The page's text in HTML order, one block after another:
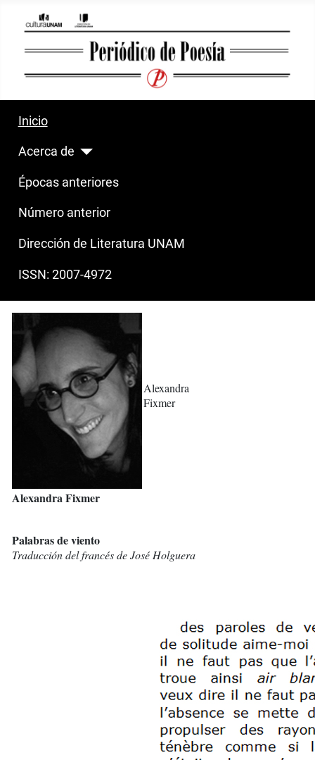
Inicio
Acerca de
Épocas anteriores
Número anterior
Dirección de Literatura UNAM
ISSN: 2007-4972
Alexandra
Fixmer
Alexandra Fixmer
Palabras de viento
Traducción del francés de José Holguera